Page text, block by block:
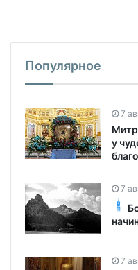
Популярное
7
у
7
7